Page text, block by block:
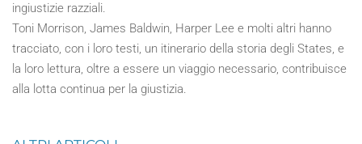
ingiustizie razziali.
Toni Morrison, James Baldwin, Harper Lee e molti altri hanno
tracciato, con i loro testi, un itinerario della storia degli States, e
la loro lettura, oltre a essere un viaggio necessario, contribuisce
alla lotta continua per la giustizia.